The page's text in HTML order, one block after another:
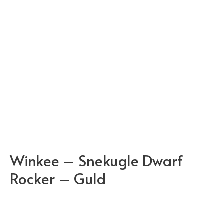
Winkee – Snekugle Dwarf
Rocker – Guld